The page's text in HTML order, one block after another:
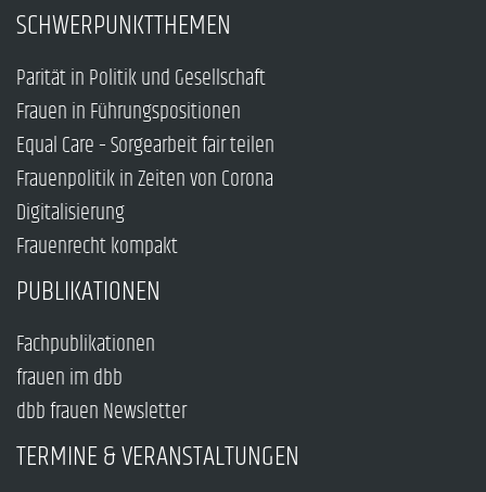
SCHWERPUNKTTHEMEN
Parität in Politik und Gesellschaft
Frauen in Führungspositionen
Equal Care – Sorgearbeit fair teilen
Frauenpolitik in Zeiten von Corona
Digitalisierung
Frauenrecht kompakt
PUBLIKATIONEN
Fachpublikationen
frauen im dbb
dbb frauen Newsletter
TERMINE & VERANSTALTUNGEN